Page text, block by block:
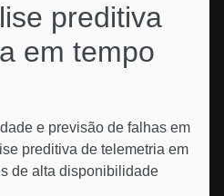
preditiva
em tempo
e previsão de falhas em
preditiva de telemetria em
de alta disponibilidade